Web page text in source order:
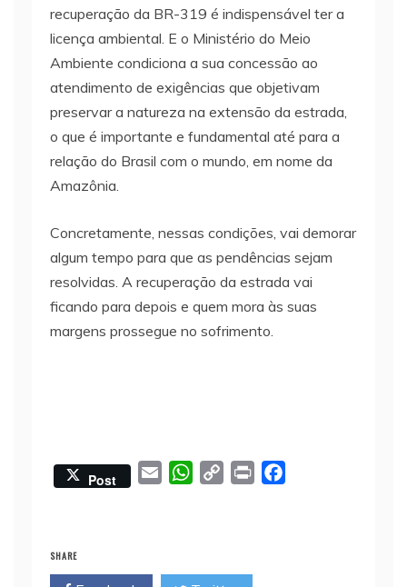
recuperação da BR-319 é indispensável ter a
licença ambiental. E o Ministério do Meio
Ambiente condiciona a sua concessão ao
atendimento de exigências que objetivam
preservar a natureza na extensão da estrada,
o que é importante e fundamental até para a
relação do Brasil com o mundo, em nome da
Amazônia.
Concretamente, nessas condições, vai demorar
algum tempo para que as pendências sejam
resolvidas. A recuperação da estrada vai
ficando para depois e quem mora às suas
margens prossegue no sofrimento.
Post
W
SHARE